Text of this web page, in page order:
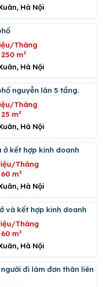
Hà Nội
Tháng
250 m²
Hà Nội
nguyễn lân 5 tầng.
Tháng
25 m²
Hà Nội
ở kết hợp kinh doanh
Tháng
60 m²
Hà Nội
và kết hợp kinh doanh
Tháng
60 m²
Hà Nội